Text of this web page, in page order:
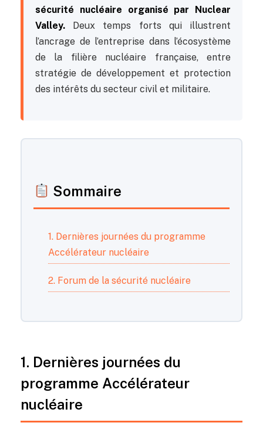
sécurité nucléaire organisé par Nuclear
Valley. Deux temps forts qui illustrent
l’ancrage de l’entreprise dans l’écosystème
de la filière nucléaire française, entre
stratégie de développement et protection
des intérêts du secteur civil et militaire.
Sommaire
1. Dernières journées du programme
Accélérateur nucléaire
2. Forum de la sécurité nucléaire
1. Dernières journées du
programme Accélérateur
nucléaire